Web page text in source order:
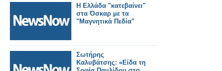
Η Ελλάδα "κατεβαίνει"
στα Όσκαρ με τα
"Μαγνητικά Πεδία"
Σωτήρης
Καλυβάτσης: «Είδα τη